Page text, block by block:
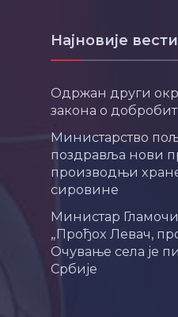
Најновије вести
Одржан други
закона о
Министарство
поздравља нови
производњи
сировине
Министар
„Прођох Левач,
Очување села је
Србије